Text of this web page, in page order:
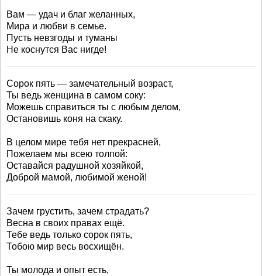
Вам — удач и благ желанных,
Мира и любви в семье.
Пусть невзгоды и туманы
Не коснутся Вас нигде!
Сорок пять — замечательный возраст,
Ты ведь женщина в самом соку:
Можешь справиться ты с любым делом,
Остановишь коня на скаку.
В целом мире тебя нет прекрасней,
Пожелаем мы всею толпой:
Оставайся радушной хозяйкой,
Доброй мамой, любимой женой!
Зачем грустить, зачем страдать?
Весна в своих правах ещё.
Тебе ведь только сорок пять,
Тобою мир весь восхищён.
Ты молода и опыт есть,